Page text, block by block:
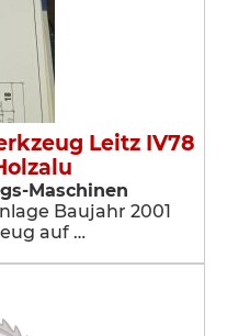
Leitz IV78
Maschinen
Baujahr 2001
auf …